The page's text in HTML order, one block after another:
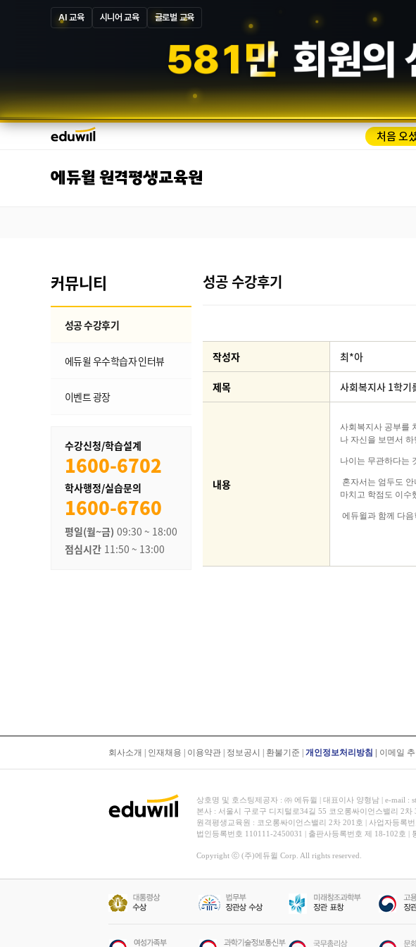
AI 교육 시니어 교육 글로벌 교육
587만 회원의
처음 오
에듀윌 원격평생교육원
커뮤니티
성공 수강후기
에듀윌 우수학습자 인터뷰
이벤트 광장
수강신청/학습설계
1600-6702
학사행정/실습문의
1600-6760
평일(월~금) 09:30 ~ 18:00
점심시간 11:50 ~ 13:00
성공 수강후기
작성자 최*아
제목 사회복지사 1학기
내용
회사소개 인재채용 이용약관 정보공시 환불기준 개인정보처리방침 이메일
상호명 및 호스팅제공자 : ㈜ 에듀윌 | 대표이사 양형남 | e-mail :
본사 : 서울시 구로구 디지털로34길 55 코오롱싸이언스밸리 2차
원격평생교육원 : 코오롱싸이언스밸리 2차 201호 | 사업자등록
법인등록번호 110111-2450031 | 출판사등록번호 제 18-102호 |
Copyright ⓒ (주)에듀윌 Corp. All rights reserved.